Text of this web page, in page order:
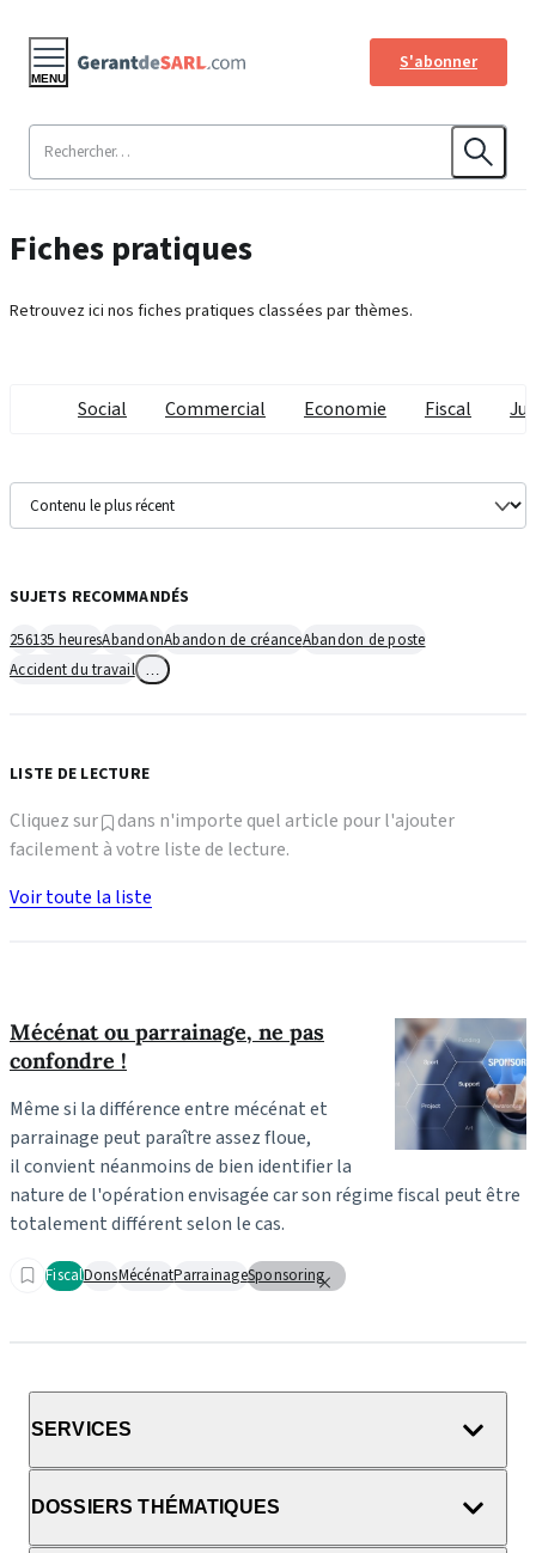
S'abonner
MENU
Fiches pratiques
Retrouvez ici nos fiches pratiques classées par thèmes.
Social Commercial Economie Fiscal
Mécénat ou parrainage, ne pas
confondre !
Même si la différence entre mécénat et
parrainage peut paraître assez floue,
il convient néanmoins de bien identifier la
nature de l'opération envisagée car son régime fiscal peut être
totalement différent selon le cas.
FiscalDonsMécénatParrainageSponsoring
SUJETS RECOMMANDÉS
256135 heuresAbandonAbandon de créanceAbandon de poste
Accident du travail
LISTE DE LECTURE
Cliquez sur
dans n'importe quel article pour l'ajouter
facilement à votre liste de lecture.
Voir toute la liste
SERVICES
DOSSIERS THÉMATIQUES